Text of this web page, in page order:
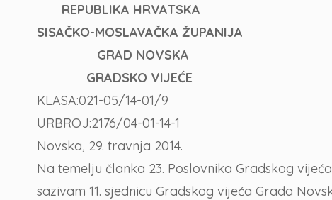
REPUBLIKA HRVATSKA
SISAČKO-MOSLAVAČKA ŽUPANIJA
GRAD NOVSKA
GRADSKO VIJEĆE
KLASA:021-05/14-01/9
URBROJ:2176/04-01-14-1
Novska, 29. travnja 2014.
Na temelju članka 23. Poslovnika Gradskog
sazivam 11. sjednicu Gradskog vijeća Grada